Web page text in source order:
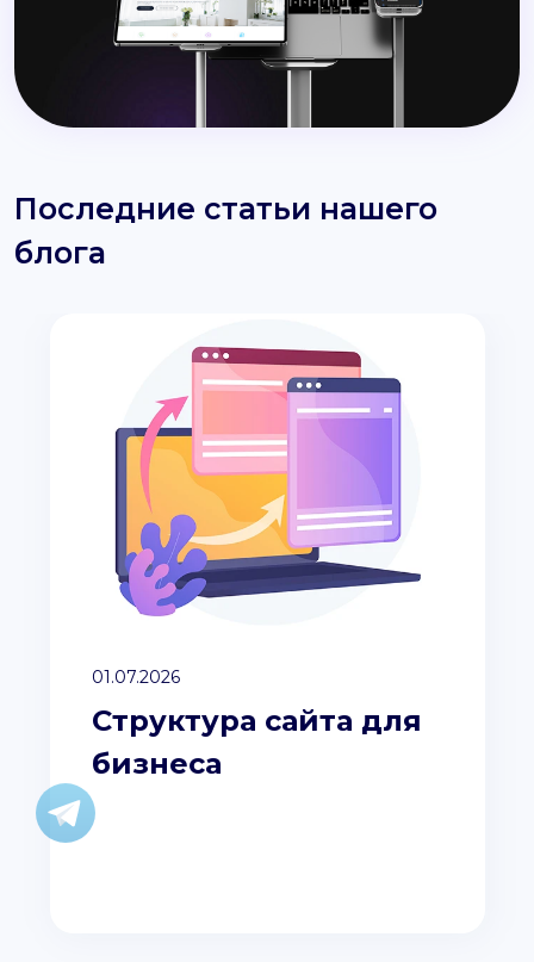
Последние статьи нашего
блога
01.07.2026
Структура сайта для
бизнеса